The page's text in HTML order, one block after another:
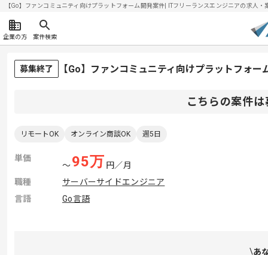
【Go】ファンコミュニティ向けプラットフォーム開発案件| ITフリーランスエンジニアの求人
企業の方 案件検索
募集終了 【Go】ファンコミュニティ向けプラットフォ
こちらの案件
リモートOK オンライン商談OK 週5日
単価
〜95万 円／月
職種
サーバーサイドエンジニア
言語
Go言語
あ